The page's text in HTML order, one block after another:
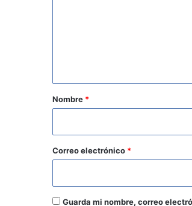
r
o
*
Nombre *
Correo electrónico *
Guarda mi nombre, correo